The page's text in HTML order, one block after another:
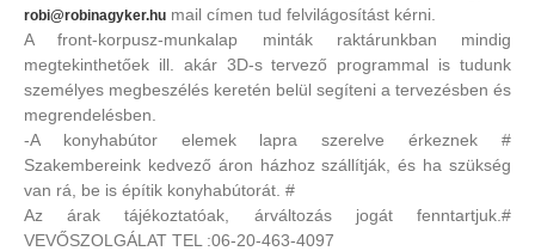
robi@robinagyker.hu mail címen tud felvilágosítást kérni.
A front-korpusz-munkalap minták raktárunkban mindig
megtekinthetőek ill. akár 3D-s tervező programmal is tudunk
személyes megbeszélés keretén belül segíteni a tervezésben és
megrendelésben.
-A konyhabútor elemek lapra szerelve érkeznek #
Szakembereink kedvező áron házhoz szállítják, és ha szükség
van rá, be is építik konyhabútorát. #
Az árak tájékoztatóak, árváltozás jogát fenntartjuk.#
VEVŐSZOLGÁLAT TEL :06-20-463-4097